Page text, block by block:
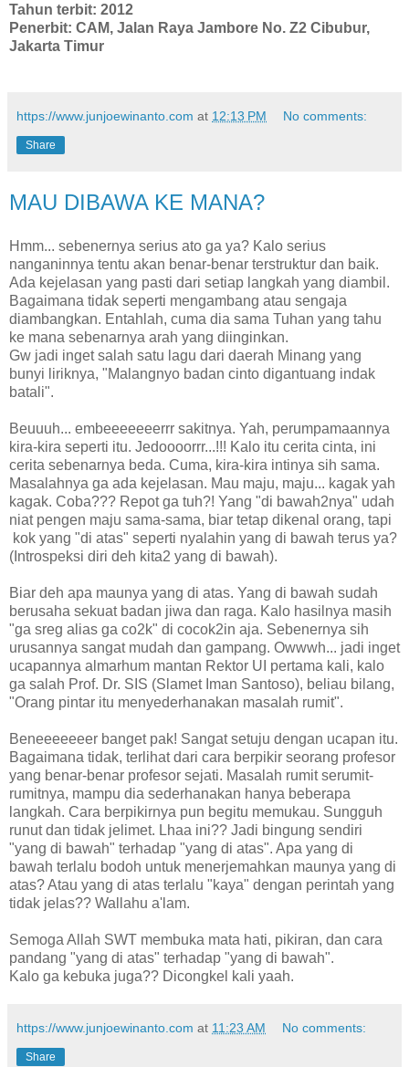
Tahun terbit: 2012
Penerbit: CAM, Jalan Raya Jambore No. Z2 Cibubur,
Jakarta Timur
https://www.junjoewinanto.com at 12:13 PM No comments:
Share
MAU DIBAWA KE MANA?
Hmm... sebenernya serius ato ga ya? Kalo serius
nanganinnya tentu akan benar-benar terstruktur dan baik.
Ada kejelasan yang pasti dari setiap langkah yang diambil.
Bagaimana tidak seperti mengambang atau sengaja
diambangkan. Entahlah, cuma dia sama Tuhan yang tahu
ke mana sebenarnya arah yang diinginkan.
Gw jadi inget salah satu lagu dari daerah Minang yang
bunyi liriknya, "Malangnyo badan cinto digantuang indak
batali".
Beuuuh... embeeeeeeerrr sakitnya. Yah, perumpamaannya
kira-kira seperti itu. Jedoooorrr...!!! Kalo itu cerita cinta, ini
cerita sebenarnya beda. Cuma, kira-kira intinya sih sama.
Masalahnya ga ada kejelasan. Mau maju, maju... kagak yah
kagak. Coba??? Repot ga tuh?! Yang "di bawah2nya" udah
niat pengen maju sama-sama, biar tetap dikenal orang, tapi
kok yang "di atas" seperti nyalahin yang di bawah terus ya?
(Introspeksi diri deh kita2 yang di bawah).
Biar deh apa maunya yang di atas. Yang di bawah sudah
berusaha sekuat badan jiwa dan raga. Kalo hasilnya masih
"ga sreg alias ga co2k" di cocok2in aja. Sebenernya sih
urusannya sangat mudah dan gampang. Owwwh... jadi inget
ucapannya almarhum mantan Rektor UI pertama kali, kalo
ga salah Prof. Dr. SIS (Slamet Iman Santoso), beliau bilang,
"Orang pintar itu menyederhanakan masalah rumit".
Beneeeeeeer banget pak! Sangat setuju dengan ucapan itu.
Bagaimana tidak, terlihat dari cara berpikir seorang profesor
yang benar-benar profesor sejati. Masalah rumit serumit-
rumitnya, mampu dia sederhanakan hanya beberapa
langkah. Cara berpikirnya pun begitu memukau. Sungguh
runut dan tidak jelimet. Lhaa ini?? Jadi bingung sendiri
"yang di bawah" terhadap "yang di atas". Apa yang di
bawah terlalu bodoh untuk menerjemahkan maunya yang di
atas? Atau yang di atas terlalu "kaya" dengan perintah yang
tidak jelas?? Wallahu a'lam.
Semoga Allah SWT membuka mata hati, pikiran, dan cara
pandang "yang di atas" terhadap "yang di bawah".
Kalo ga kebuka juga?? Dicongkel kali yaah.
https://www.junjoewinanto.com at 11:23 AM No comments:
Share